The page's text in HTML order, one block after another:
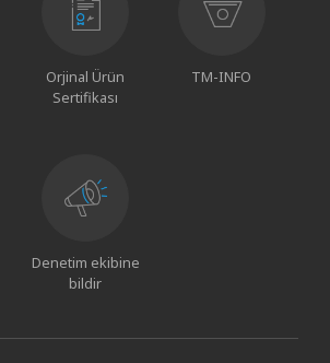
Orjinal Ürün
Sertifikası
TM-INFO
Denetim ekibine
bildir